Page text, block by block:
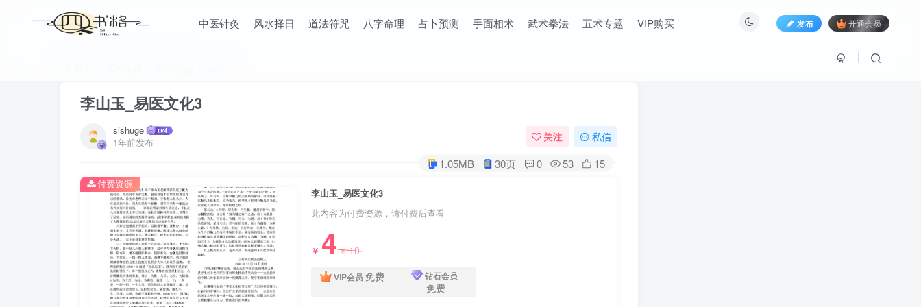
中医针灸 风水择日 道法符咒 八字命理 占卜预测 手面相术 武术拳法 五术专题 VIP购买 发布 开通会员
李山玉_易医文化3
sishuge
1年前发布
关注 私信
1.05MB 30页 0 53 15
李山玉_易医文化3
此内容为付费资源，请付费后查看
￥ 4￥10
VIP会员 免费 钻石会员
免费
付费资源